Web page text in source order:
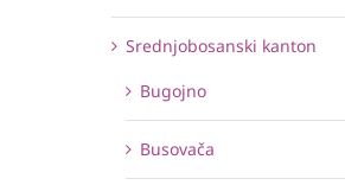
Srednjobosanski kanton
Bugojno
Busovača